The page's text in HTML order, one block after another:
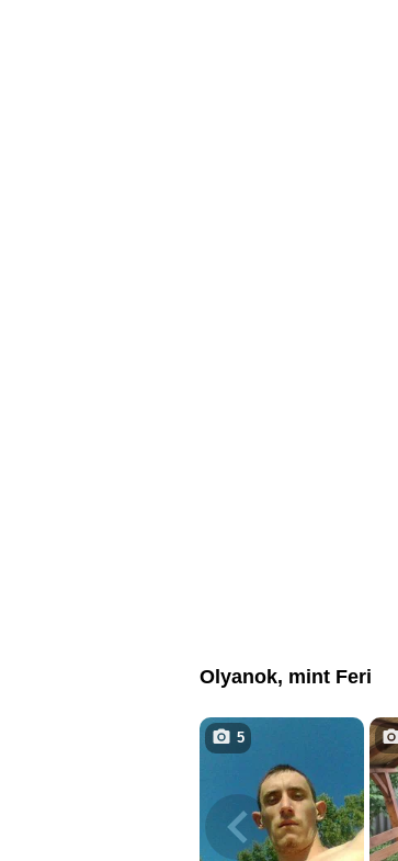
Olyanok, mint Feri
5